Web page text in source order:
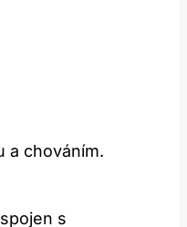
⁢a chováním.
s